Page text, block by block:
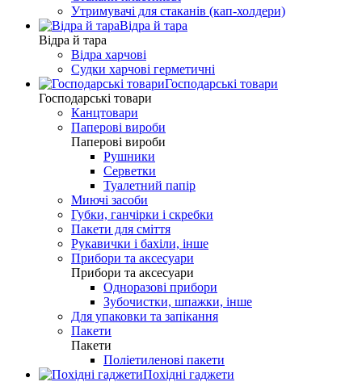
Утримувачі для стаканів (кап-холдери)
Відра й тара
Відра й тара
Відра харчові
Судки харчові герметичні
Господарські товари
Господарські товари
Канцтовари
Паперові вироби
Паперові вироби
Рушники
Серветки
Туалетний папір
Миючі засоби
Губки, ганчірки і скребки
Пакети для сміття
Рукавички і бахіли, інше
Прибори та аксесуари
Прибори та аксесуари
Одноразові прибори
Зубочистки, шпажки, інше
Для упаковки та запікання
Пакети
Пакети
Поліетиленові пакети
Похідні гаджети